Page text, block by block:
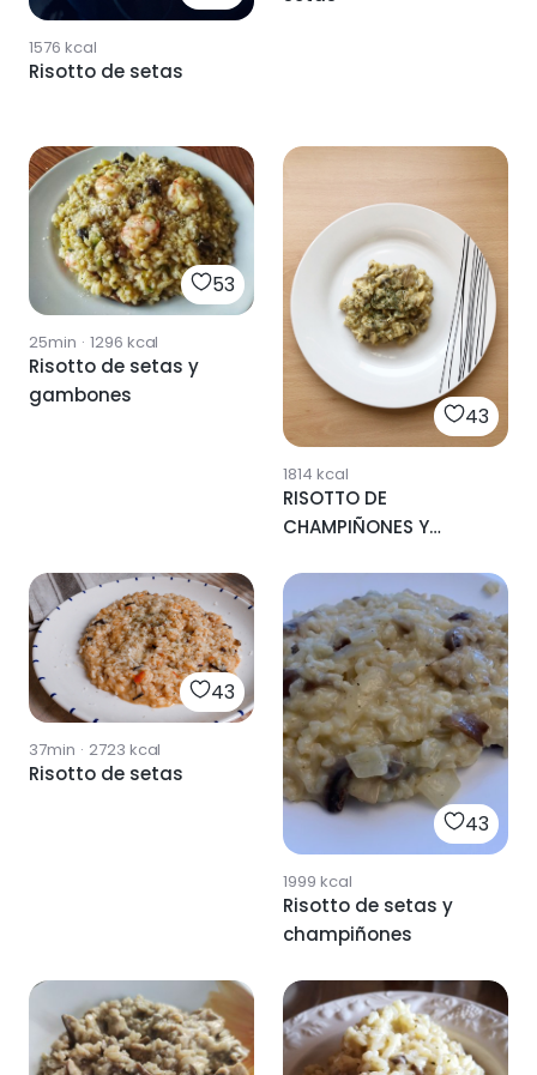
1576 kcal
Risotto de setas
53
25min · 1296 kcal
Risotto de setas y
gambones
43
1814 kcal
RISOTTO DE
CHAMPIÑONES Y
43
37min · 2723 kcal
Risotto de setas
43
1999 kcal
Risotto de setas y
champiñones